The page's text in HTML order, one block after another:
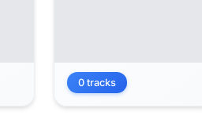
0 tracks